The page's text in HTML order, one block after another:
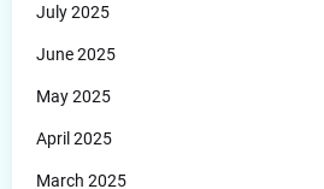
July 2025
June 2025
May 2025
April 2025
March 2025